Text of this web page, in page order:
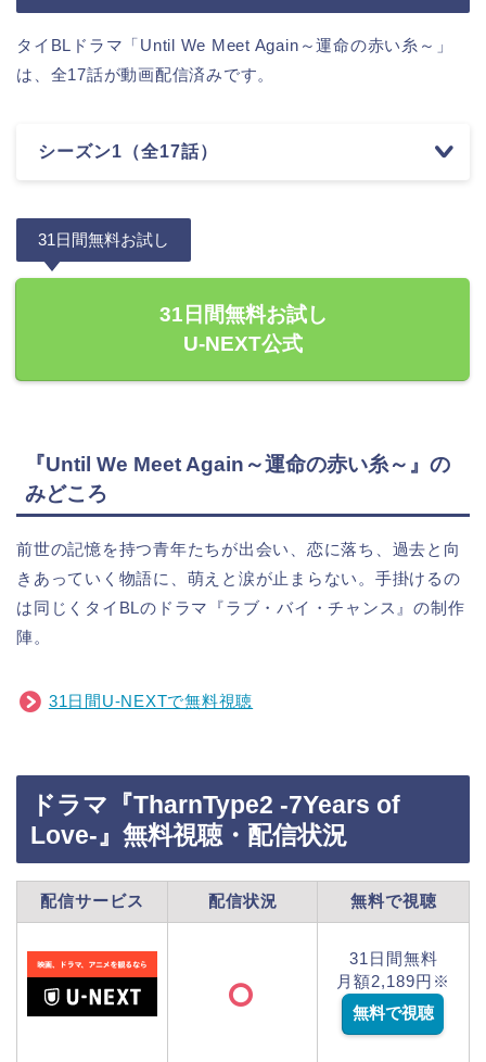
タイBLドラマ「Until We Meet Again～運命の赤い糸～」
は、全17話が動画配信済みです。
シーズン1（全17話）
31日間無料お試し
31日間無料お試し
U-NEXT公式
『Until We Meet Again～運命の赤い糸～』の
みどころ
前世の記憶を持つ青年たちが出会い、恋に落ち、過去と向
きあっていく物語に、萌えと涙が止まらない。手掛けるの
は同じくタイBLのドラマ『ラブ・バイ・チャンス』の制作
陣。
31日間U-NEXTで無料視聴
ドラマ『TharnType2 -7Years of
Love-』無料視聴・配信状況
配信サービス 配信状況 無料で視聴
31日間無料
月額2,189円※
無料で視聴